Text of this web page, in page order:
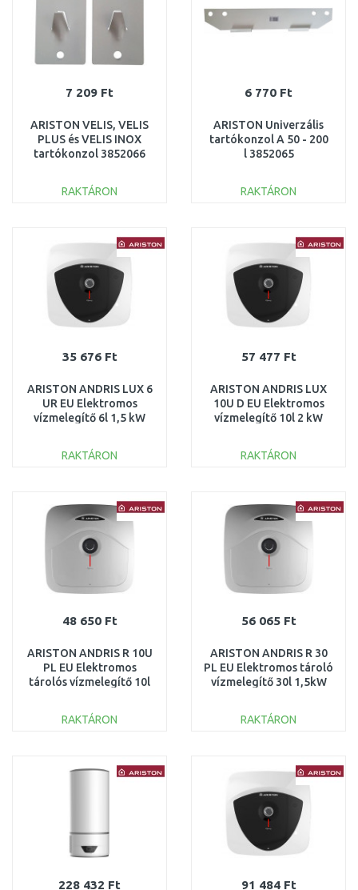
7 209 Ft
ARISTON VELIS, VELIS
PLUS és VELIS INOX
tartókonzol 3852066
RAKTÁRON
Összehasonlítás
6 770 Ft
ARISTON Univerzális
tartókonzol A 50 - 200
l 3852065
RAKTÁRON
Összehasonlítás
35 676 Ft
ARISTON ANDRIS LUX 6
UR EU Elektromos
vízmelegítő 6l 1,5 kW
RAKTÁRON
Összehasonlítás
57 477 Ft
ARISTON ANDRIS LUX
10U D EU Elektromos
vízmelegítő 10l 2 kW
RAKTÁRON
Összehasonlítás
48 650 Ft
ARISTON ANDRIS R 10U
PL EU Elektromos
tárolós vízmelegítő 10l
RAKTÁRON
Összehasonlítás
56 065 Ft
ARISTON ANDRIS R 30
PL EU Elektromos tároló
vízmelegítő 30l 1,5kW
RAKTÁRON
Összehasonlítás
228 432 Ft 91 484 Ft